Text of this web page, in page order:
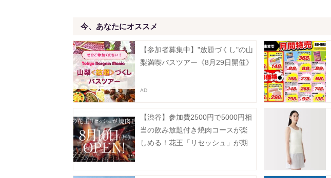
今、あなたにオススメ
【参加者募集中】"放題づくし"の山
梨満喫バスツアー《8月29日開催》
【渋谷】参加費2500円で5000円相
当の飲み放題付き焼肉コースが楽
しめる！花王「リセッシュ」が期